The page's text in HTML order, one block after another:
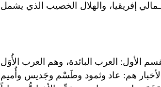
إفريقيا، والهلال الخصيب الذي يشمل
الأول: العرب البائدة، وهم العرب الأُوَل
هم: عاد وثمود وطَسْم وجَديس وأُميم